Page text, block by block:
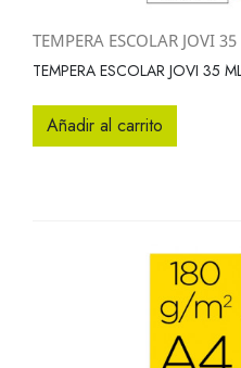
TEMPERA ESCOLAR JOVI
TEMPERA ESCOLAR JOVI 35
Añadir al carrito